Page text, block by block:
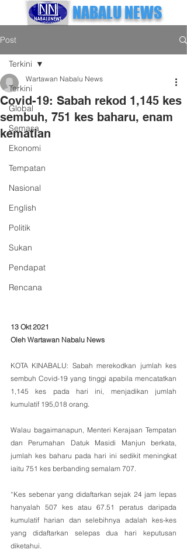
NABALU NEWS
Post
Terkini
Global
Semasa
Ekonomi
Tempatan
Nasional
English
Politik
Sukan
Pendapat
Rencana
Terkini
Covid-19: Sabah rekod 1,145 kes
sembuh, 751 kes baharu, enam
kematian
Wartawan Nabalu News
13 Okt 2021
Oleh Wartawan Nabalu News
KOTA KINABALU: Sabah merekodkan jumlah kes
sembuh Covid-19 yang tinggi apabila mencatatkan
1,145 kes pada hari ini, menjadikan jumlah
kumulatif 195,018 orang.
Walau bagaimanapun, Menteri Kerajaan Tempatan
dan Perumahan Datuk Masidi Manjun berkata,
jumlah kes baharu pada hari ini sedikit meningkat
iaitu 751 kes berbanding semalam 707.
“Kes sebenar yang didaftarkan sejak 24 jam lepas
hanyalah 507 kes atau 67.51 peratus daripada
kumulatif harian dan selebihnya adalah kes-kes
yang didaftarkan selepas dua hari keputusan
diketahui.